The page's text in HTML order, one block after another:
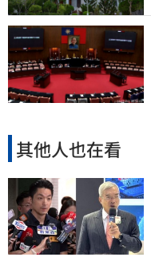
其他人也在看